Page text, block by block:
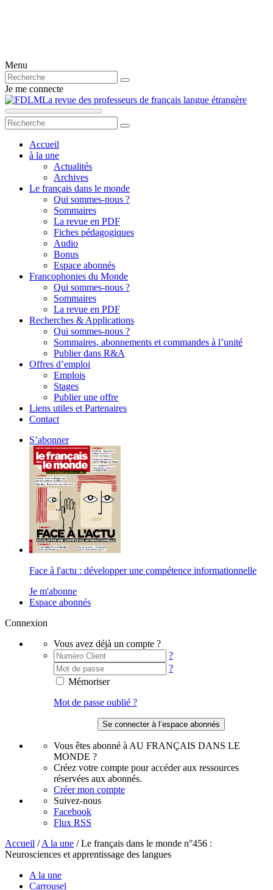
Menu
Je me connecte
La revue des professeurs de français langue étrangère
Accueil
à la une
Actualités
Archives
Le français dans le monde
Qui sommes-nous ?
Sommaires
La revue en PDF
Fiches pédagogiques
Audio
Bonus
Espace abonnés
Francophonies du Monde
Qui sommes-nous ?
Sommaires
La revue en PDF
Recherches & Applications
Qui sommes-nous ?
Sommaires, abonnements et commandes à l’unité
Publier dans R&A
Offres d’emploi
Emplois
Stages
Publier une offre
Liens utiles et Partenaires
Contact
S’abonner
Face à l'actu : développer une compétence informationnelle
Je m'abonne
Espace abonnés
Connexion
Vous avez déjà un compte ?
?
?
Mémoriser
Mot de passe oublié ?
Vous êtes abonné à AU FRANÇAIS DANS LE
MONDE ?
Créez votre compte pour accéder aux ressources
réservées aux abonnés.
Créer mon compte
Suivez-nous
Facebook
Flux RSS
Accueil /A la une /Le français dans le monde n°456 :
Neurosciences et apprentissage des langues
A la une
Carrousel